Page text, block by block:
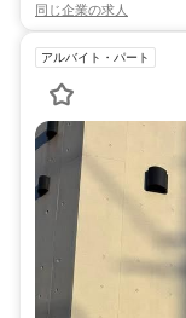
同じ企業の求人
アルバイト・パート